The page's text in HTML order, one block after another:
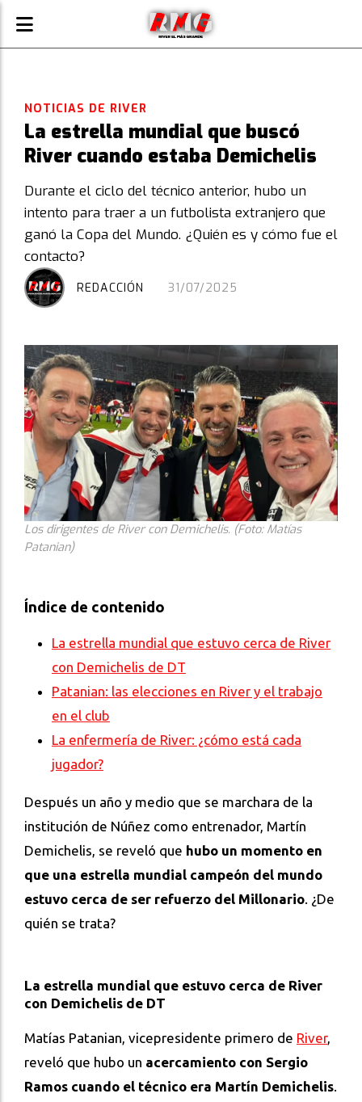
La estrella mundial que buscó
River cuando estaba Demichelis
Durante el ciclo del técnico anterior, hubo un
intento para traer a un futbolista extranjero que
ganó la Copa del Mundo. ¿Quién es y cómo fue el
contacto?
NOTICIAS DE RIVER
31/07/2025
REDACCIÓN
Los dirigentes de River con Demichelis. (Foto: Matías
Patanian)
Índice de contenido
La estrella mundial que estuvo cerca de River
con Demichelis de DT
Patanian: las elecciones en River y el trabajo
en el club
La enfermería de River: ¿cómo está cada
jugador?
Después un año y medio que se marchara de la
institución de Núñez como entrenador, Martín
Demichelis, se reveló que hubo un momento en
que una estrella mundial campeón del mundo
estuvo cerca de ser refuerzo del Millonario. ¿De
quién se trata?
La estrella mundial que estuvo cerca de River
con Demichelis de DT
Matías Patanian, vicepresidente primero de River,
reveló que hubo un acercamiento con Sergio
Ramos cuando el técnico era Martín Demichelis.